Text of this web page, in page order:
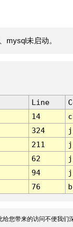
mysql未启动。
Line
14
324
211
62
94
76
您带来的访问不便我们